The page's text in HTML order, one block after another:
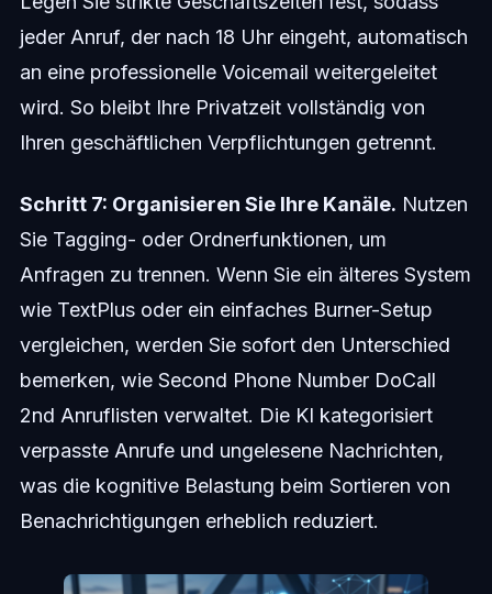
jeder Anruf, der nach 18 Uhr eingeht, automatisch
an eine professionelle Voicemail weitergeleitet
wird. So bleibt Ihre Privatzeit vollständig von
Ihren geschäftlichen Verpflichtungen getrennt.
Schritt 7: Organisieren Sie Ihre Kanäle. Nutzen
Sie Tagging- oder Ordnerfunktionen, um
Anfragen zu trennen. Wenn Sie ein älteres System
wie TextPlus oder ein einfaches Burner-Setup
vergleichen, werden Sie sofort den Unterschied
bemerken, wie Second Phone Number DoCall
2nd Anruflisten verwaltet. Die KI kategorisiert
verpasste Anrufe und ungelesene Nachrichten,
was die kognitive Belastung beim Sortieren von
Benachrichtigungen erheblich reduziert.